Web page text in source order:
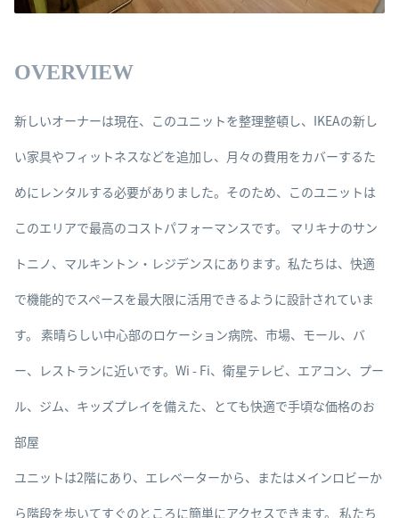
OVERVIEW
新しいオーナーは現在、このユニットを整理整頓し、IKEAの新し
い家具やフィットネスなどを追加し、月々の費用をカバーするた
めにレンタルする必要がありました。そのため、このユニットは
このエリアで最高のコストパフォーマンスです。 マリキナのサン
トニノ、マルキントン・レジデンスにあります。私たちは、快適
で機能的でスペースを最大限に活用できるように設計されていま
す。 素晴らしい中心部のロケーション病院、市場、モール、バ
ー、レストランに近いです。Wi - Fi、衛星テレビ、エアコン、プー
ル、ジム、キッズプレイを備えた、とても快適で手頃な価格のお
部屋
ユニットは2階にあり、エレベーターから、またはメインロビーか
ら階段を歩いてすぐのところに簡単にアクセスできます。 私たち